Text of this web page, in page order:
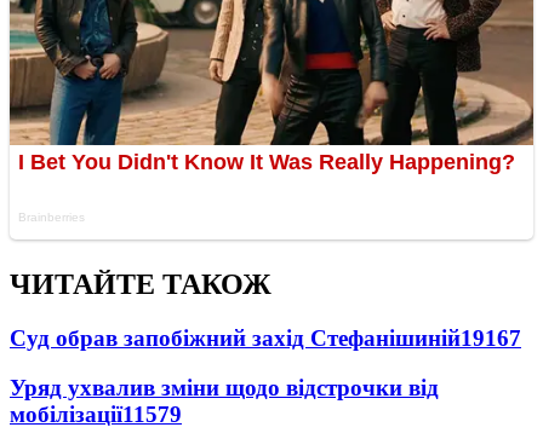
ЧИТАЙТЕ ТАКОЖ
Суд обрав запобіжний захід Стефанішиній19167
Уряд ухвалив зміни щодо відстрочки від
мобілізації11579